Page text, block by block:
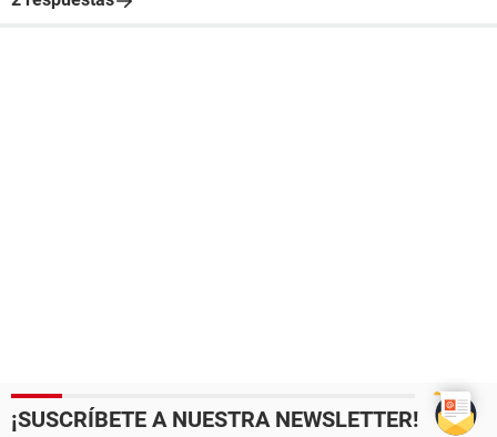
¡SUSCRÍBETE A NUESTRA NEWSLETTER!